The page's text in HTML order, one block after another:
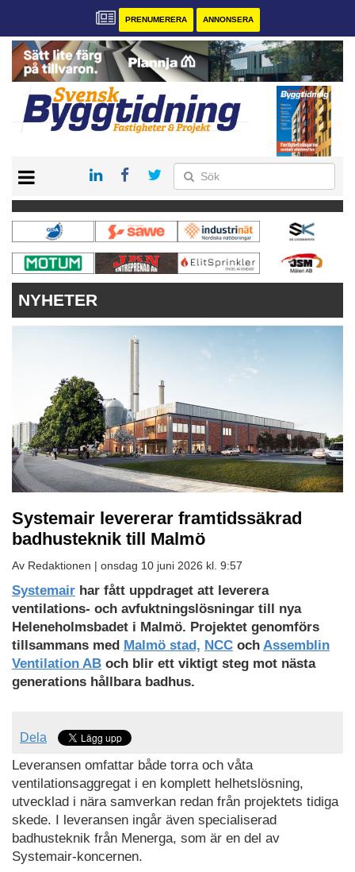
PRENUMERERA ANNONSERA
PRENUMERERA
VÅRA ANDRA MAGASIN
ANNONSERA
KONTAKT
NYHETER
Systemair levererar framtidssäkrad
badhusteknik till Malmö
Av Redaktionen | onsdag 10 juni 2026 kl. 9:57
Systemair har fått uppdraget att leverera
ventilations- och avfuktningslösningar till nya
Heleneholmsbadet i Malmö. Projektet genomförs
tillsammans med Malmö stad, NCC och Assemblin
Ventilation AB och blir ett viktigt steg mot nästa
generations hållbara badhus.
Dela
Leveransen omfattar både torra och våta
ventilationsaggregat i en komplett helhetslösning,
utvecklad i nära samverkan redan från projektets tidiga
skede. I leveransen ingår även specialiserad
badhusteknik från Menerga, som är en del av
Systemair-koncernen.